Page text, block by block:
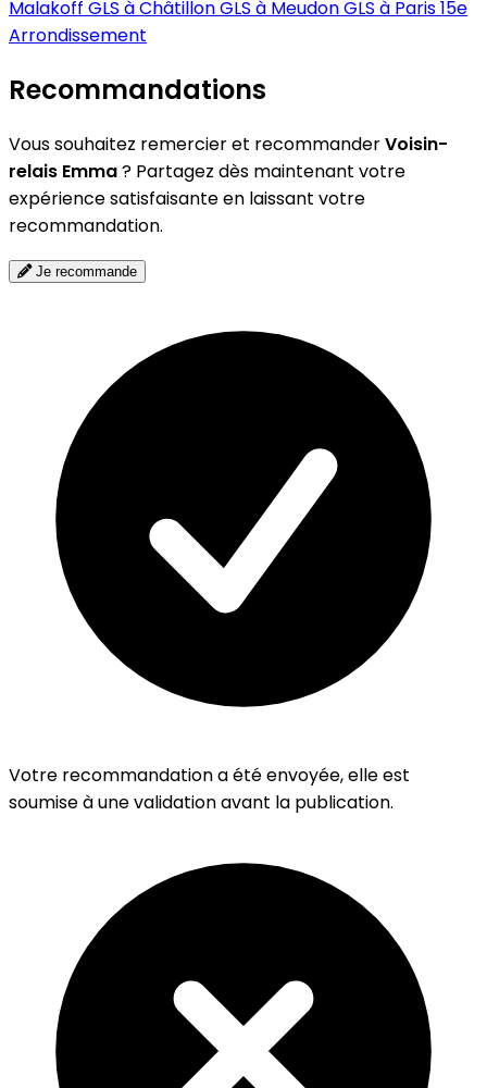
Malakoff GLS à ChâtillonGLS à MeudonGLS à Paris 15e
Arrondissement
Recommandations
Vous souhaitez remercier et recommanderVoisin-
relais Emma? Partagez dès maintenant votre
expérience satisfaisante en laissant votre
recommandation.
Je recommande
Votre recommandation a été envoyée, elle est
soumise à une validation avant la publication.